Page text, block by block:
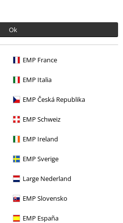
Ok
EMP France
EMP Italia
EMP Česká Republika
EMP Schweiz
EMP Ireland
EMP Sverige
Large Nederland
EMP Slovensko
EMP España
voor iedereen die fan zijn van
Perfect
Perfect
Opmerking